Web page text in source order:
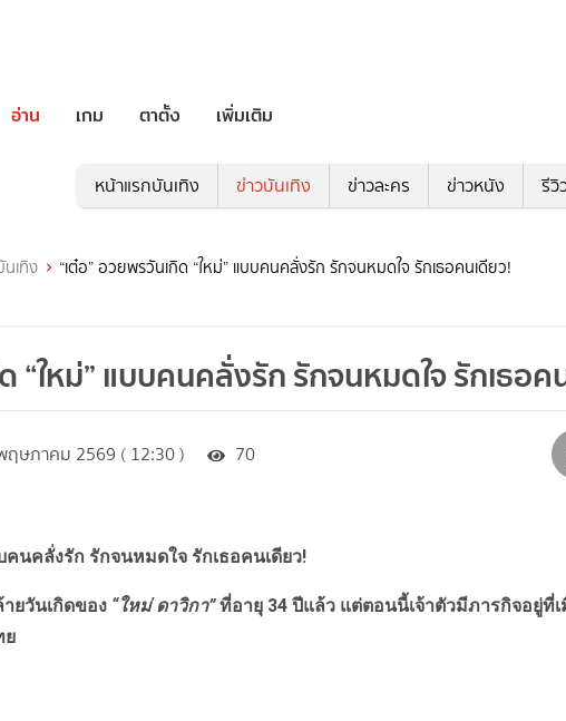
อ่าน เกม ตาตั้ง เพิ่มเติม
หน้าแรกบันเทิง ข่าวบันเทิง ข่าวละคร ข่าวหนัง รีวิ
เทิง “เต๋อ” อวยพรวันเกิด “ใหม่” แบบคนคลั่งรัก รักจนหมดใจ รักเธอคนเดียว!
“ใหม่” แบบคนคลั่งรัก รักจนหมดใจ รักเธอค
ฤษภาคม 2569 ( 12:30 ) 70
คนคลั่งรัก รักจนหมดใจ รักเธอคนเดียว!
วันเกิดของ “ใหม่ ดาวิกา”ที่อายุ 34 ปีแล้ว แต่ตอนนี้เจ้าตัวมีภารกิจอยู่ที่
ย